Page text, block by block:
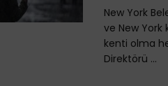
New York
ve New York
kenti olma
Direktörü ...